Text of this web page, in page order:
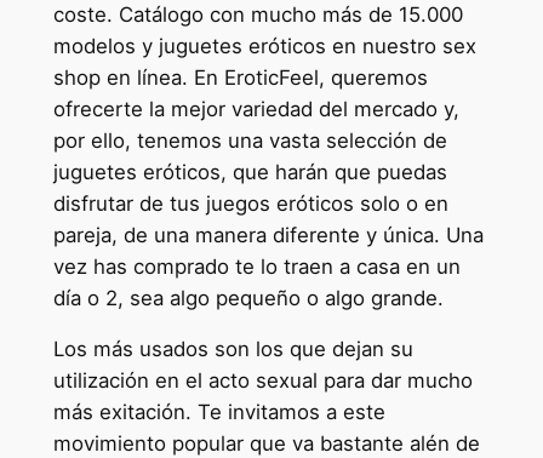
coste. Catálogo con mucho más de 15.000
modelos y juguetes eróticos en nuestro sex
shop en línea. En EroticFeel, queremos
ofrecerte la mejor variedad del mercado y,
por ello, tenemos una vasta selección de
juguetes eróticos, que harán que puedas
disfrutar de tus juegos eróticos solo o en
pareja, de una manera diferente y única. Una
vez has comprado te lo traen a casa en un
día o 2, sea algo pequeño o algo grande.
Los más usados son los que dejan su
utilización en el acto sexual para dar mucho
más exitación. Te invitamos a este
movimiento popular que va bastante alén de